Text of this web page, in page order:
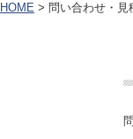
HOME > 問い合わせ・見